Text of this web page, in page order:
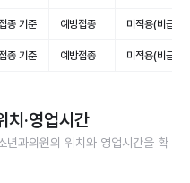
종 기준 예방접종 미적용(비급여)
종 기준 예방접종 미적용(비급여)
치·영업시간
년과의원의 위치와 영업시간을 확